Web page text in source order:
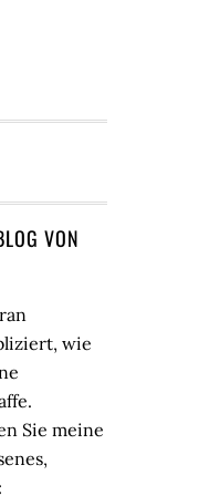
VON
wie
Sie meine